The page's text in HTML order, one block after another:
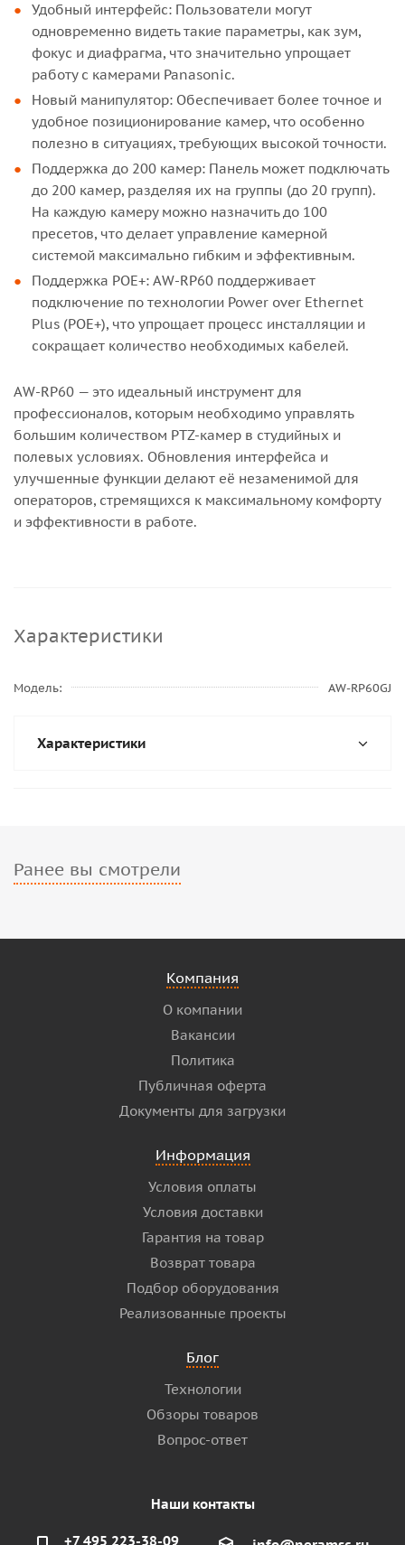
Удобный интерфейс: Пользователи могут
одновременно видеть такие параметры, как зум,
фокус и диафрагма, что значительно упрощает
работу с камерами Panasonic.
Новый манипулятор: Обеспечивает более точное и
удобное позиционирование камер, что особенно
полезно в ситуациях, требующих высокой точности.
Поддержка до 200 камер: Панель может подключать
до 200 камер, разделяя их на группы (до 20 групп).
На каждую камеру можно назначить до 100
пресетов, что делает управление камерной
системой максимально гибким и эффективным.
Поддержка POE+: AW-RP60 поддерживает
подключение по технологии Power over Ethernet
Plus (POE+), что упрощает процесс инсталляции и
сокращает количество необходимых кабелей.
AW-RP60 — это идеальный инструмент для
профессионалов, которым необходимо управлять
большим количеством PTZ-камер в студийных и
полевых условиях. Обновления интерфейса и
улучшенные функции делают её незаменимой для
операторов, стремящихся к максимальному комфорту
и эффективности в работе.
Характеристики
Модель AW-RP60GJ
Характеристики
Ранее вы смотрели
Компания
О компании
Вакансии
Политика
Публичная оферта
Документы для загрузки
Информация
Условия оплаты
Условия доставки
Гарантия на товар
Возврат товара
Подбор оборудования
Реализованные проекты
Блог
Технологии
Обзоры товаров
Вопрос-ответ
Наши контакты
+7 495 223-38-09